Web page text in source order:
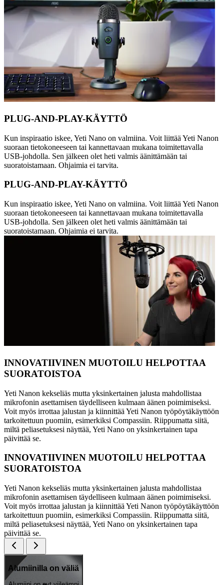
PLUG-AND-PLAY-KÄYTTÖ
Kun inspiraatio iskee, Yeti Nano on valmiina. Voit liittää Yeti Nanon
suoraan tietokoneeseen tai kannettavaan mukana toimitettavalla
USB-johdolla. Sen jälkeen olet heti valmis äänittämään tai
suoratoistamaan. Ohjaimia ei tarvita.
PLUG-AND-PLAY-KÄYTTÖ
Kun inspiraatio iskee, Yeti Nano on valmiina. Voit liittää Yeti Nanon
suoraan tietokoneeseen tai kannettavaan mukana toimitettavalla
USB-johdolla. Sen jälkeen olet heti valmis äänittämään tai
suoratoistamaan. Ohjaimia ei tarvita.
INNOVATIIVINEN MUOTOILU HELPOTTAA
SUORATOISTOA
Yeti Nanon kekseliäs mutta yksinkertainen jalusta mahdollistaa
mikrofonin asettamisen täydelliseen kulmaan äänen poimimiseksi.
Voit myös irrottaa jalustan ja kiinnittää Yeti Nanon työpöytäkäyttöön
tarkoitettuun puomiin, esimerkiksi Compassiin. Riippumatta siitä,
miltä peliasetuksesi näyttää, Yeti Nano on yksinkertainen tapa
päivittää se.
INNOVATIIVINEN MUOTOILU HELPOTTAA
SUORATOISTOA
Yeti Nanon kekseliäs mutta yksinkertainen jalusta mahdollistaa
mikrofonin asettamisen täydelliseen kulmaan äänen poimimiseksi.
Voit myös irrottaa jalustan ja kiinnittää Yeti Nanon työpöytäkäyttöön
tarkoitettuun puomiin, esimerkiksi Compassiin. Riippumatta siitä,
miltä peliasetuksesi näyttää, Yeti Nano on yksinkertainen tapa
päivittää se.
Alumiinilla on väliä